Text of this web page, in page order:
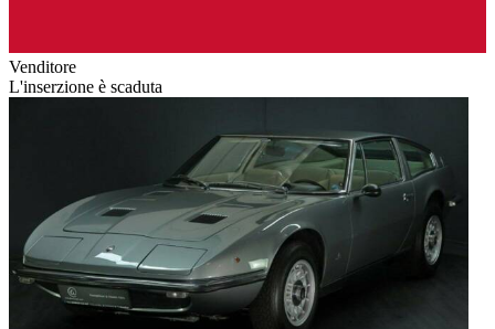
Venditore
L'inserzione è scaduta